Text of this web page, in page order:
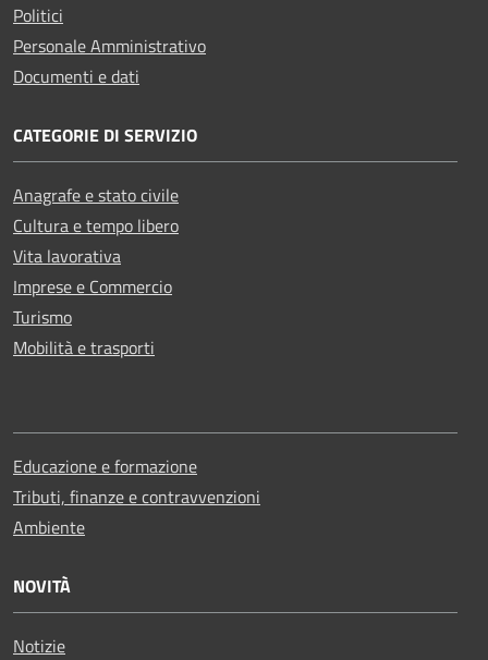
Politici
Personale Amministrativo
Documenti e dati
CATEGORIE DI SERVIZIO
Anagrafe e stato civile
Cultura e tempo libero
Vita lavorativa
Imprese e Commercio
Turismo
Mobilità e trasporti
Educazione e formazione
Tributi, finanze e contravvenzioni
Ambiente
NOVITÀ
Notizie